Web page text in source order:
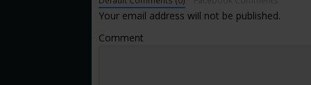
Your email address will not be published.
Comment